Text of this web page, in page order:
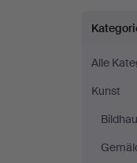
bei
Alle
Kunst